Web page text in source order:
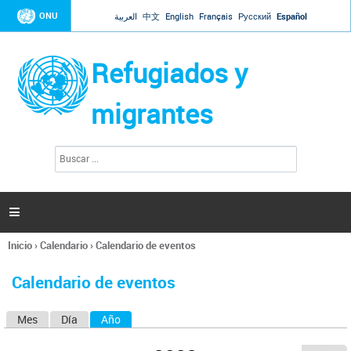
Jump to navigation
ONU العربية 中文 English Français Русский Español
Refugiados y
migrantes
l
s

Se
usted
Inicio›Calendario›Calendario de eventos
Calendario de eventos
Mes Día Año